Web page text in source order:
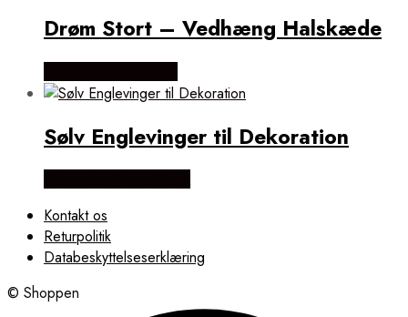
Drøm Stort – Vedhæng Halskæde
Sølv Englevinger til Dekoration
Kontakt os
Returpolitik
Databeskyttelseserklæring
© Shoppen